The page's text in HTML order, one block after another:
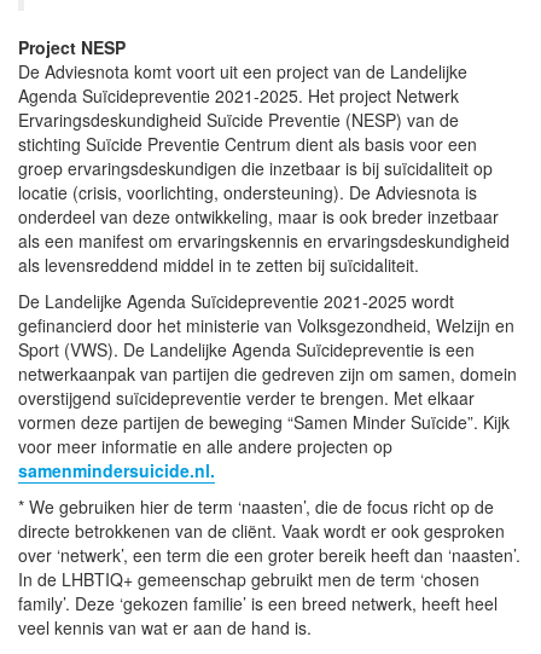
Project NESP
De Adviesnota komt voort uit een project van de Landelijke
Agenda Suïcidepreventie 2021-2025. Het project Netwerk
Ervaringsdeskundigheid Suïcide Preventie (NESP) van de
stichting Suïcide Preventie Centrum dient als basis voor een
groep ervaringsdeskundigen die inzetbaar is bij suïcidaliteit op
locatie (crisis, voorlichting, ondersteuning). De Adviesnota is
onderdeel van deze ontwikkeling, maar is ook breder inzetbaar
als een manifest om ervaringskennis en ervaringsdeskundigheid
als levensreddend middel in te zetten bij suïcidaliteit.
De Landelijke Agenda Suïcidepreventie 2021-2025 wordt
gefinancierd door het ministerie van Volksgezondheid, Welzijn en
Sport (VWS). De Landelijke Agenda Suïcidepreventie is een
netwerkaanpak van partijen die gedreven zijn om samen, domein
overstijgend suïcidepreventie verder te brengen. Met elkaar
vormen deze partijen de beweging “Samen Minder Suïcide”. Kijk
voor meer informatie en alle andere projecten op
samenmindersuicide.nl.
* We gebruiken hier de term ‘naasten’, die de focus richt op de
directe betrokkenen van de cliënt. Vaak wordt er ook gesproken
over ‘netwerk’, een term die een groter bereik heeft dan ‘naasten’.
In de LHBTIQ+ gemeenschap gebruikt men de term ‘chosen
family’. Deze ‘gekozen familie’ is een breed netwerk, heeft heel
veel kennis van wat er aan de hand is.